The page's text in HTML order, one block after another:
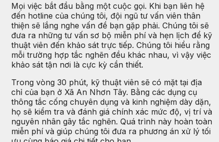
Mọi việc bắt đầu bằng một cuộc gọi. Khi bạn liên hệ
đến hotline của chúng tôi, đội ngũ tư vấn viên thân
thiện sẽ lắng nghe vấn đề bạn gặp phải. Chúng tôi sẽ
đưa ra những tư vấn sơ bộ miễn phí và hẹn lịch để kỹ
thuật viên đến khảo sát trực tiếp. Chúng tôi hiểu rằng
mỗi trường hợp tắc nghẽn đều khác nhau, vì vậy việc
khảo sát tận nơi là cực kỳ cần thiết.
Trong vòng 30 phút, kỹ thuật viên sẽ có mặt tại địa
chỉ của bạn ở Xã An Nhơn Tây. Bằng các dụng cụ
thông tắc cống chuyên dụng và kinh nghiệm dày dặn,
họ sẽ kiểm tra và đánh giá chính xác mức độ, vị trí và
nguyên nhân gây tắc nghẽn. Quá trình này hoàn toàn
miễn phí và giúp chúng tôi đưa ra phương án xử lý tối